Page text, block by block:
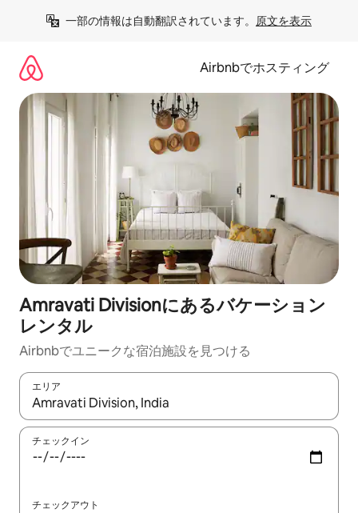
一部の情報は自動翻訳されています。 原文を表示
Airbnbでホスティング
Amravati Divisionにあるバケーション
レンタル
Airbnbでユニークな宿泊施設を見つける
エリア
検索結果が表示されたら、上下の矢印キーを使って移動するか
チェックイン
チェックアウト